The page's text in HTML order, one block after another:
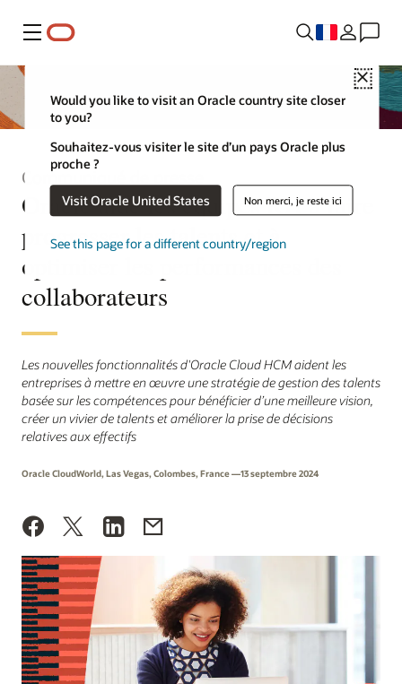
Menu
Close
Would you like to visit an Oracle country site closer
to you?
Souhaitez-vous visiter le site d’un pays Oracle plus
proche ?
Visit Oracle United States Non merci, je reste ici
See this page for a different country/region
Communiqué de presse
Oracle aide les équipes RH à faire
progresser les talents et à
optimiser les performances des
collaborateurs
Les nouvelles fonctionnalités d'Oracle Cloud HCM aident les
entreprises à mettre en œuvre une stratégie de gestion des talents
basée sur les compétences pour bénéficier d’une meilleure vision,
créer un vivier de talents et améliorer la prise de décisions
relatives aux effectifs
Oracle CloudWorld, Las Vegas, Colombes, France —13 septembre 2024